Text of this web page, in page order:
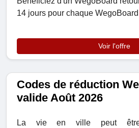
14 jours pour chaque
Voir l'offre
Codes de réduction
valide Août 2026
La vie en ville peut être